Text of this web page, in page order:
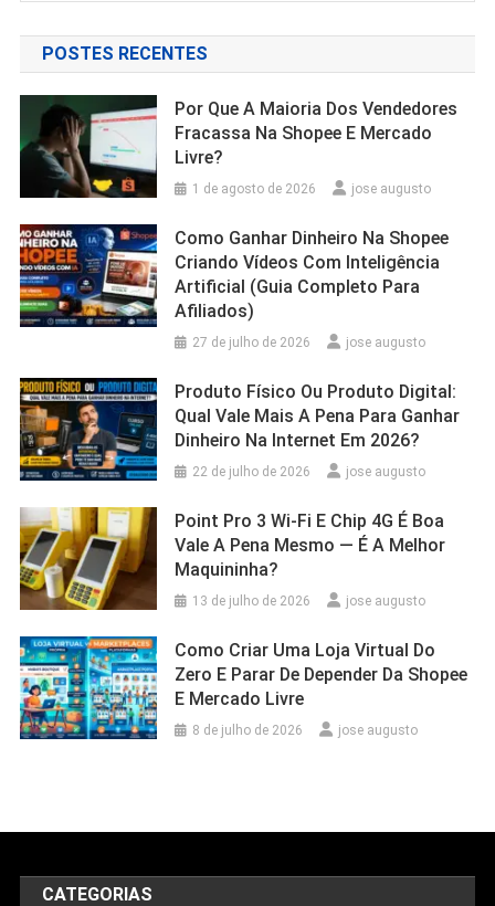
POSTES RECENTES
Por Que A Maioria Dos Vendedores
Fracassa Na Shopee E Mercado
Livre?
1 de agosto de 2026 jose augusto
Como Ganhar Dinheiro Na Shopee
Criando Vídeos Com Inteligência
Artificial (Guia Completo Para
Afiliados)
27 de julho de 2026 jose augusto
Produto Físico Ou Produto Digital:
Qual Vale Mais A Pena Para Ganhar
Dinheiro Na Internet Em 2026?
22 de julho de 2026 jose augusto
Point Pro 3 Wi‑Fi E Chip 4G É Boa
Vale A Pena Mesmo — É A Melhor
Maquininha?
13 de julho de 2026 jose augusto
Como Criar Uma Loja Virtual Do
Zero E Parar De Depender Da Shopee
E Mercado Livre
8 de julho de 2026 jose augusto
CATEGORIAS